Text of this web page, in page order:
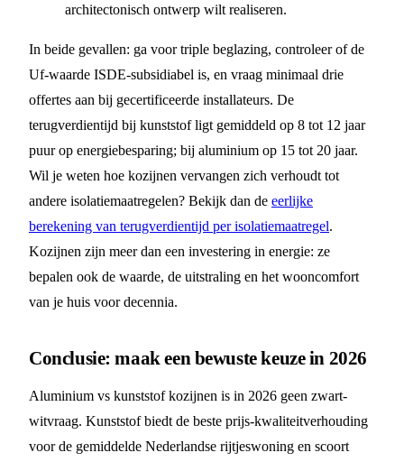
architectonisch ontwerp wilt realiseren.
In beide gevallen: ga voor triple beglazing, controleer of de
Uf-waarde ISDE-subsidiabel is, en vraag minimaal drie
offertes aan bij gecertificeerde installateurs. De
terugverdientijd bij kunststof ligt gemiddeld op 8 tot 12 jaar
puur op energiebesparing; bij aluminium op 15 tot 20 jaar.
Wil je weten hoe kozijnen vervangen zich verhoudt tot
andere isolatiemaatregelen? Bekijk dan de eerlijke
berekening van terugverdientijd per isolatiemaatregel.
Kozijnen zijn meer dan een investering in energie: ze
bepalen ook de waarde, de uitstraling en het wooncomfort
van je huis voor decennia.
Conclusie: maak een bewuste keuze in 2026
Aluminium vs kunststof kozijnen is in 2026 geen zwart-
witvraag. Kunststof biedt de beste prijs-kwaliteitverhouding
voor de gemiddelde Nederlandse rijtjeswoning en scoort